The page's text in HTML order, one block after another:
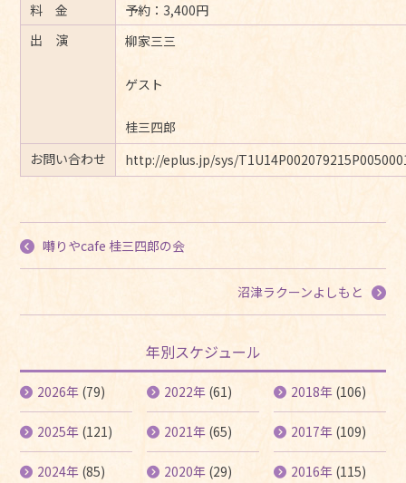
料 金
予約：3,400円
出 演
柳家三三
ゲスト
桂三四郎
お問い合わせ
http://eplus.jp/sys/
囀りやcafe 桂三四郎の会
沼津ラクーンよしもと
年別スケジュール
2026年 (79)
2025年 (121)
2024年 (85)
2022年 (61)
2021年 (65)
2020年 (29)
2018年(106)
2017年(109)
2016年(115)